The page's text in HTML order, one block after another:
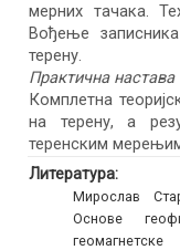
мерних тачака.
Вођење
терену.
Практична настава
Комплетна
на терену, а
теренским
Литература:
Мирослав
Основе